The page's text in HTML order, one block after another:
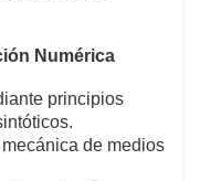
Numérica
principios
de medios